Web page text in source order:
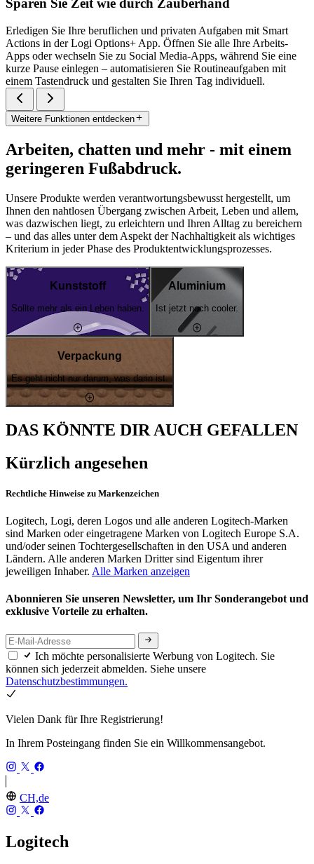
Sparen Sie Zeit wie durch Zauberhand
Erledigen Sie Ihre beruflichen und privaten Aufgaben mit Smart
Actions in der Logi Options+ App. Öffnen Sie alle Ihre Arbeits-
Apps oder wechseln Sie zu Social Media-Apps, während Sie eine
kurze Pause einlegen – automatisieren Sie Routineaufgaben mit
einem Tastendruck und gestalten Sie Ihren Tag individuell.
Weitere Funktionen entdecken
Arbeiten, chatten und mehr - mit einem
geringeren Fußabdruck.
Unsere Produkte werden verantwortungsbewusst hergestellt, um
Ihnen den nahtlosen Übergang zwischen Arbeit, Leben und allem,
was dazwischen liegt, zu erleichtern und Ihren Alltag zu bereichern
– und das alles unter dem Aspekt der Nachhaltigkeit als wichtiges
Kriterium in jeder Phase des Produktentwicklungsprozesses.
Kunststoff
Sollte mehr als ein Leben haben.
Aluminium
Ist jetzt noch cooler.
Verpackung
Es geht nicht nur darum, was darin ist.
DAS KÖNNTE DIR AUCH GEFALLEN
Kürzlich angesehen
Rechtliche Hinweise zu Markenzeichen
Logitech, Logi, deren Logos und alle anderen Logitech-Marken
sind Marken oder eingetragene Marken von Logitech Europe S.A.
und/oder seinen Tochtergesellschaften in den USA und anderen
Ländern. Alle anderen Marken Dritter sind Eigentum ihrer
jeweiligen Inhaber. Alle Marken anzeigen
Abonnieren Sie unseren Newsletter, um Ihr Sonderangebot und
exklusive Vorteile zu erhalten.
Ich möchte personalisierte Werbung von Logitech. Sie
können sich jederzeit abmelden. Siehe unsere
Datenschutzbestimmungen.
Vielen Dank für Ihre Registrierung!
In Ihrem Posteingang finden Sie ein Willkommensangebot.
CH,de
Logitech